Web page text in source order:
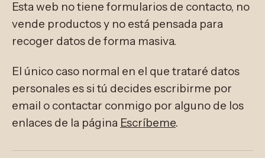
Esta web no tiene formularios de contacto, no
vende productos y no está pensada para
recoger datos de forma masiva.
El único caso normal en el que trataré datos
personales es si tú decides escribirme por
email o contactar conmigo por alguno de los
enlaces de la página Escríbeme.